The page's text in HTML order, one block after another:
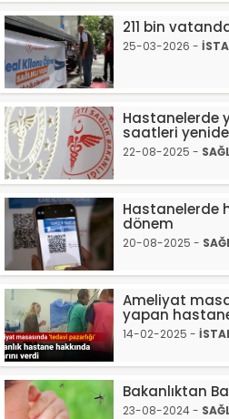
211 bin
25-03-2026 -
Hastanelerde
saatleri
22-08-2025 -
Hastanelerde
dönem
20-08-2025 -
Ameliyat
yapan
14-02-2025 -
Bakanlıktan
23-08-2024 -